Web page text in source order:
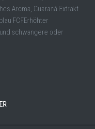
Aroma, Guaraná-Extrakt
FCFErhöhter
schwangere oder